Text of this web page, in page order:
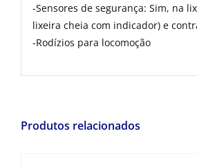
-Sensores de segurança: Sim, na
lixeira cheia com indicador) e
-Rodízios para locomoção
Produtos relacionados